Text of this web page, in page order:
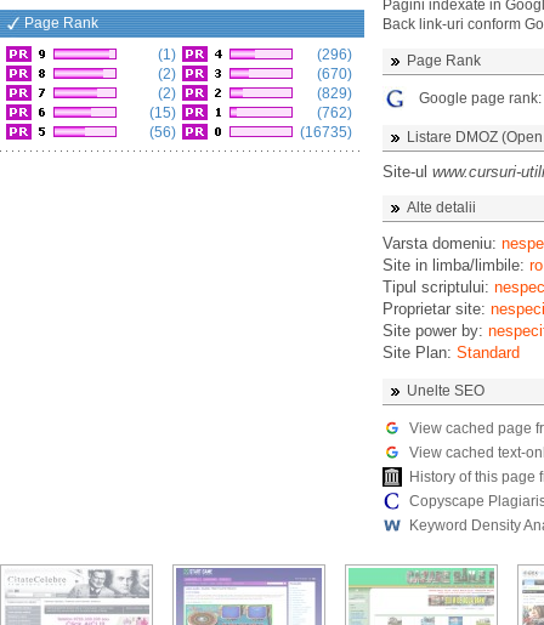
Page Rank
(1)
(2)
(2)
(15)
(56)
(296)
(670)
(829)
(762)
(16735)
Pagini indexate in
Back link-uri conform
Page Rank
Google page rank:
Listare DMOZ
Site-ul www.cursuri-
Alte detalii
Varsta domeniu:
Site in limba/limbile: ro
Tipul scriptului:
Proprietar site:
Site power by:
Site Plan: Standard
Unelte SEO
View cached page
View cached text-
History of this page
Copyscape
Keyword Density